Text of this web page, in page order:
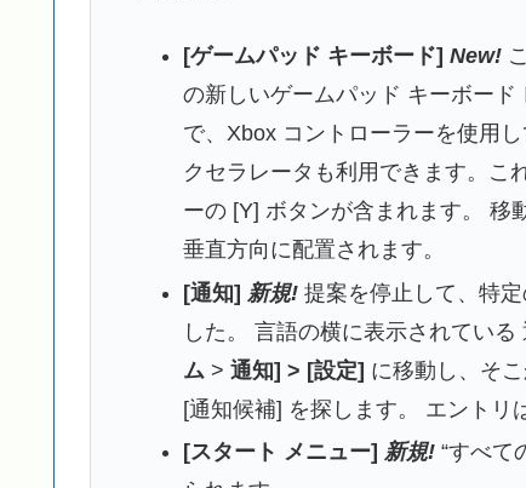
[ゲームパッド キーボード] New!
の新しいゲームパッド キーボー
で、Xbox コントローラーを使用
クセラレータも利用できます。こ
ーの [Y] ボタンが含まれます。 移
垂直方向に配置されます。
[通知] 新規! 提案を停止して、特
した。 言語の横に表示されてい
ム > 通知] > [設定] に移動し、そ
[通知候補] を探します。 エントリ
[スタート メニュー] 新規! “すべて